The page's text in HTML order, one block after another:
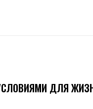
ДЛЯ